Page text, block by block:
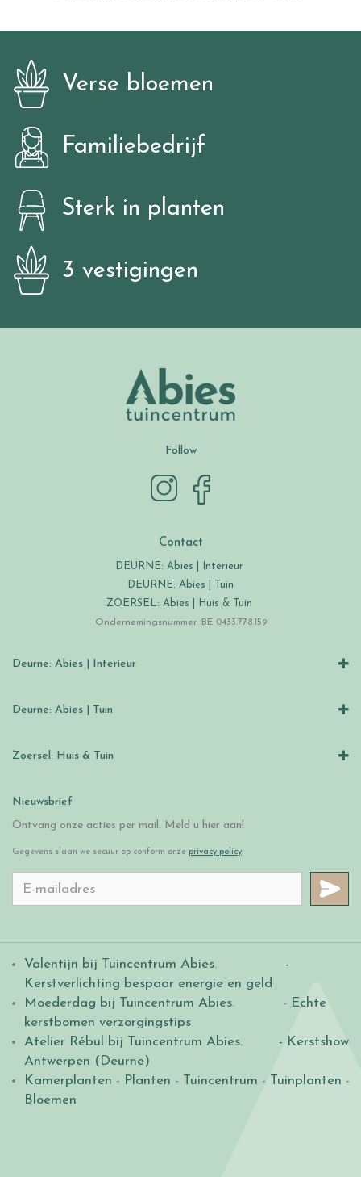
Verse bloemen
Familiebedrijf
Sterk in planten
3 vestigingen
Follow
Contact
DEURNE: Abies | Interieur
DEURNE: Abies | Tuin
ZOERSEL: Abies | Huis & Tuin
Ondernemingsnummer: BE 0433.778.159
Deurne: Abies | Interieur
Deurne: Abies | Tuin
Zoersel: Huis & Tuin
Nieuwsbrief
Ontvang onze acties per mail. Meld u hier aan!
Gegevens slaan we secuur op conform onze privacy policy.
Valentijn bij Tuincentrum Abies.
-
Kerstverlichting bespaar energie en geld
Moederdag bij Tuincentrum Abies. - Echte
kerstbomen verzorgingstips
Atelier Rébul bij Tuincentrum Abies.
- Kerstshow
Antwerpen (Deurne)
Kamerplanten - Planten - Tuincentrum - Tuinplanten -
Bloemen